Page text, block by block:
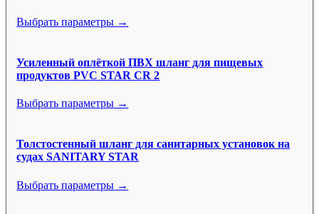
Выбрать параметры →
Усиленный оплёткой ПВХ шланг для пищевых
продуктов PVC STAR CR 2
Выбрать параметры →
Толстостенный шланг для санитарных установок на
судах SANITARY STAR
Выбрать параметры →